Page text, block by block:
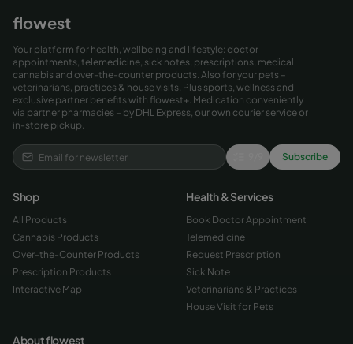
flowest
Your platform for health, wellbeing and lifestyle: doctor
appointments, telemedicine, sick notes, prescriptions, medical
cannabis and over-the-counter products. Also for your pets –
veterinarians, practices & house visits. Plus sports, wellness and
exclusive partner benefits with flowest+. Medication conveniently
via partner pharmacies – by DHL Express, our own courier service or
in-store pickup.
Subscribe
Shop
All Products
Cannabis Products
Over-the-Counter Products
Prescription Products
Interactive Map
Health & Services
Book Doctor Appointment
Telemedicine
Request Prescription
Sick Note
Veterinarians & Practices
House Visit for Pets
About flowest